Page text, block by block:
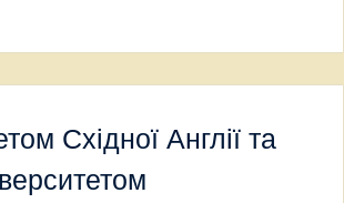
Східної Англії та